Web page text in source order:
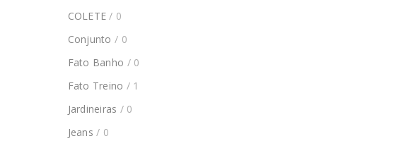
COLETE / 0
Conjunto / 0
Fato Banho / 0
Fato Treino / 1
Jardineiras / 0
Jeans / 0